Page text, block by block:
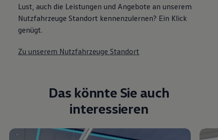
Lust, auch die Leistungen und Angebote an unserem
Nutzfahrzeuge Standort kennenzulernen? Ein Klick
genügt.
Zu unserem Nutzfahrzeuge Standort
Das könnte Sie auch
interessieren